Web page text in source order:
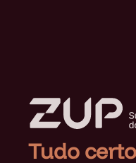
Tudo